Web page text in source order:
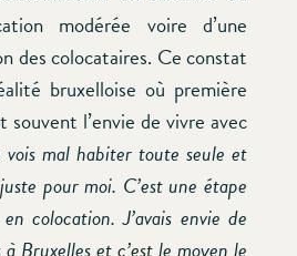
modérée voire d’une
des colocataires. Ce constat
bruxelloise où première
souvent l’envie de vivre avec
vois mal habiter toute seule et
pour moi. C’est une étape
colocation. J’avais envie de